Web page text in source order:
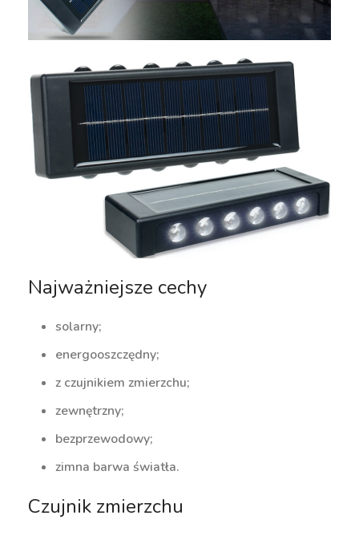
Najważniejsze cechy
solarny;
energooszczędny;
z czujnikiem zmierzchu;
zewnętrzny;
bezprzewodowy;
zimna barwa światła.
Czujnik zmierzchu